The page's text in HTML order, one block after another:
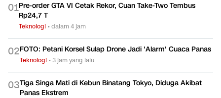
01Pre-order GTA VI Cetak Rekor, Cuan Take-Two Tembus
Rp24,7 T
Teknologi •dalam 4 jam
02FOTO: Petani Korsel Sulap Drone Jadi 'Alarm' Cuaca Panas
Teknologi •3 jam yang lalu
03Tiga Singa Mati di Kebun Binatang Tokyo, Diduga Akibat
Panas Ekstrem